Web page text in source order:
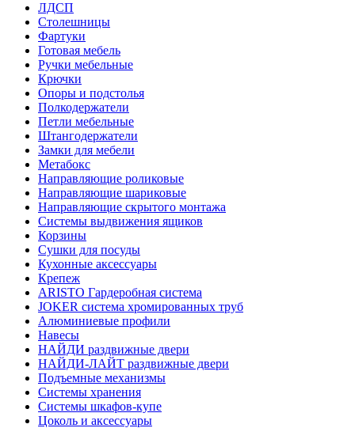
ЛДСП
Столешницы
Фартуки
Готовая мебель
Ручки мебельные
Крючки
Опоры и подстолья
Полкодержатели
Петли мебельные
Штангодержатели
Замки для мебели
Метабокс
Направляющие роликовые
Направляющие шариковые
Направляющие скрытого монтажа
Системы выдвижения ящиков
Корзины
Сушки для посуды
Кухонные аксессуары
Крепеж
ARISTO Гардеробная система
JOKER система хромированных труб
Алюминиевые профили
Навесы
НАЙДИ раздвижные двери
НАЙДИ-ЛАЙТ раздвижные двери
Подъемные механизмы
Системы хранения
Системы шкафов-купе
Цоколь и аксессуары